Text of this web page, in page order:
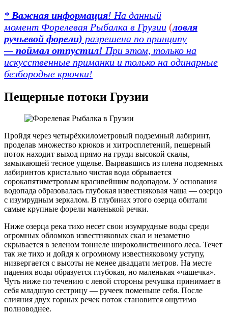
* Важная информация! На данный
момент Форелевая Рыбалка в Грузии (ловля
ручьевой форели) разрешена по принципу
— поймал отпустил! При этом, только на
искусственные приманки и только на одинарные
безбородые крючки!
Пещерные потоки Грузии
Пройдя через четырёхкилометровый подземный лабиринт,
проделав множество крюков и хитросплетений, пещерный
поток находит выход прямо на груди высокой скалы,
замыкающей тесное ущелье. Вырвавшись из плена подземных
лабиринтов кристально чистая вода обрывается
сорокапятиметровым красивейшим водопадом. У основания
водопада образовалась глубокая известняковая чаша — озерцо
с изумрудным зеркалом. В глубинах этого озерца обитали
самые крупные форели маленькой речки.
Ниже озерца река тихо несет свои изумрудные воды среди
огромных обломков известняковых скал и незаметно
скрывается в зеленом тоннеле широколиственного леса. Течет
так же тихо и дойдя к огромному известняковому уступу,
низвергается с высоты не менее двадцати метров. На месте
падения воды образуется глубокая, но маленькая «чашечка».
Чуть ниже по течению с левой стороны речушка принимает в
себя младшую сестрицу — ручеек поменьше себя. После
слияния двух горных речек поток становится ощутимо
полноводнее.